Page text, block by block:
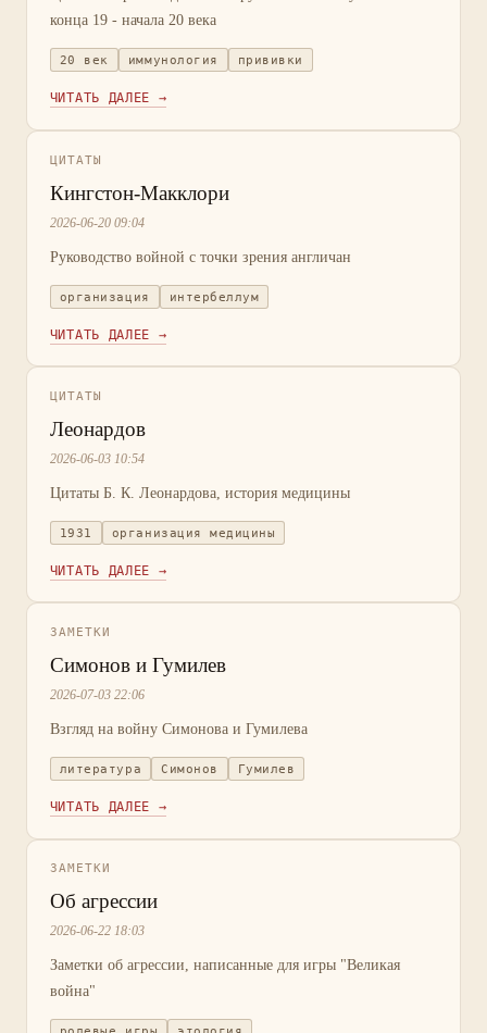
конца 19 - начала 20 века
20 век иммунология прививки
ЧИТАТЬ ДАЛЕЕ →
ЦИТАТЫ
Кингстон-Макклори
2026-06-20 09:04
Руководство войной с точки зрения англичан
организация интербеллум
ЧИТАТЬ ДАЛЕЕ →
ЦИТАТЫ
Леонардов
2026-06-03 10:54
Цитаты Б. К. Леонардова, история медицины
1931 организация медицины
ЧИТАТЬ ДАЛЕЕ →
ЗАМЕТКИ
Симонов и Гумилев
2026-07-03 22:06
Взгляд на войну Симонова и Гумилева
литература Симонов Гумилев
ЧИТАТЬ ДАЛЕЕ →
ЗАМЕТКИ
Об агрессии
2026-06-22 18:03
Заметки об агрессии, написанные для игры "Великая
война"